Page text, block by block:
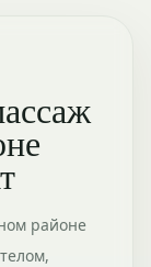
районе